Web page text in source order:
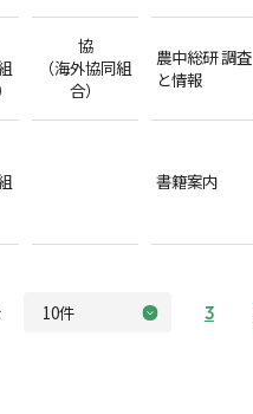
協
（海外協同組
合）
農中総研 調査
と情報
書籍案内
3